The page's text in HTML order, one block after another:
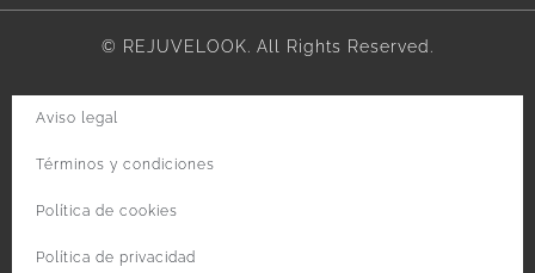
© REJUVELOOK. All Rights Reserved.
Aviso legal
Términos y condiciones
Política de cookies
Política de privacidad